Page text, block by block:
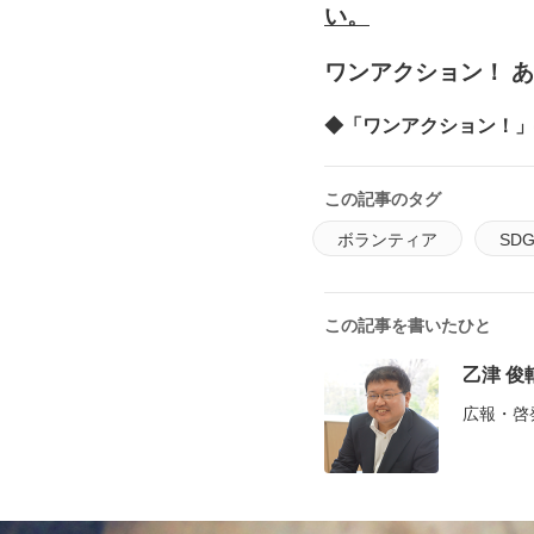
い。
ワンアクション！
◆「ワンアクション！
この記事のタグ
ボランティア
この記事を書いたひと
乙津 俊
広報・